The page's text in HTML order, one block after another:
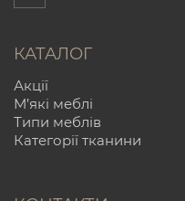
КАТАЛОГ
Акції
М’які меблі
Типи меблів
Категорії тканини